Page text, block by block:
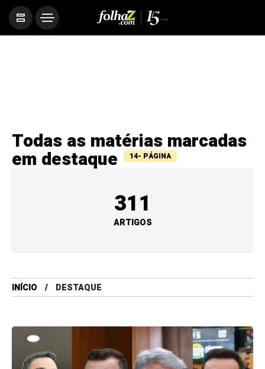
Todas as matérias marcadas
em destaque 14- PÁGINA
311
ARTIGOS
INÍCIO DESTAQUE